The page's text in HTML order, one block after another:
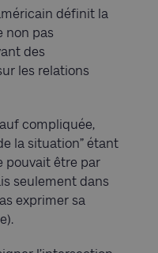
définit la
non pas
des
les relations
compliquée,
la situation” étant
pouvait être par
seulement dans
exprimer sa